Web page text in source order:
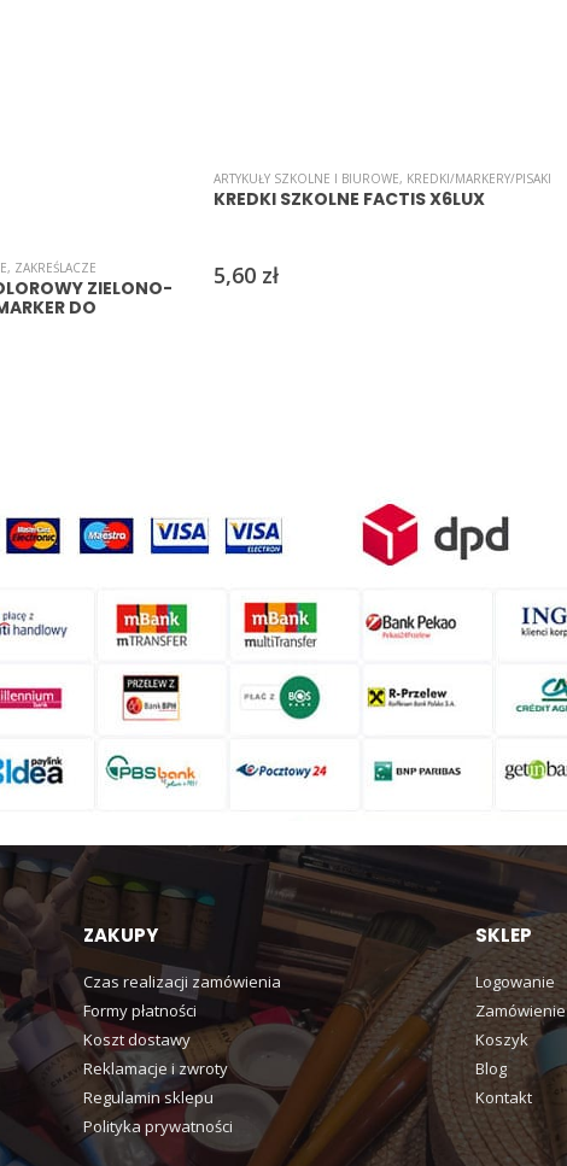
, ZAKREŚLACZE
ZIELONO-
DO
ARTYKUŁY SZKOLNE I BIUROWE, KREDKI/MARKERY/PISAKI
KREDKI SZKOLNE FACTIS X6LUX
5,60 zł
ZAKUPY
Czas realizacji zamówienia
Formy płatności
Koszt dostawy
Reklamacje i zwroty
Regulamin sklepu
Polityka prywatności
SKLEP
Logowanie
Zamówienie
Koszyk
Blog
Kontakt